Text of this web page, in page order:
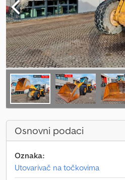
Osnovni podaci
Oznaka:
Utovarivač na točkovima